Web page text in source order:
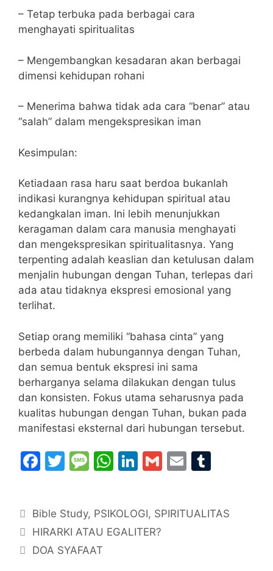
– Tetap terbuka pada berbagai cara
menghayati spiritualitas
– Mengembangkan kesadaran akan berbagai
dimensi kehidupan rohani
– Menerima bahwa tidak ada cara “benar” atau
“salah” dalam mengekspresikan iman
Kesimpulan:
Ketiadaan rasa haru saat berdoa bukanlah
indikasi kurangnya kehidupan spiritual atau
kedangkalan iman. Ini lebih menunjukkan
keragaman dalam cara manusia menghayati
dan mengekspresikan spiritualitasnya. Yang
terpenting adalah keaslian dan ketulusan dalam
menjalin hubungan dengan Tuhan, terlepas dari
ada atau tidaknya ekspresi emosional yang
terlihat.
Setiap orang memiliki “bahasa cinta” yang
berbeda dalam hubungannya dengan Tuhan,
dan semua bentuk ekspresi ini sama
berharganya selama dilakukan dengan tulus
dan konsisten. Fokus utama seharusnya pada
kualitas hubungan dengan Tuhan, bukan pada
manifestasi eksternal dari hubungan tersebut.
F
e
b
o
T
er
M
s
a
g
W
s
A
Li
e
dI
G
l
E
l
bl
Categories
Bible Study, PSIKOLOGI, SPIRITUALITAS
HIRARKI ATAU EGALITER?
DOA SYAFAAT